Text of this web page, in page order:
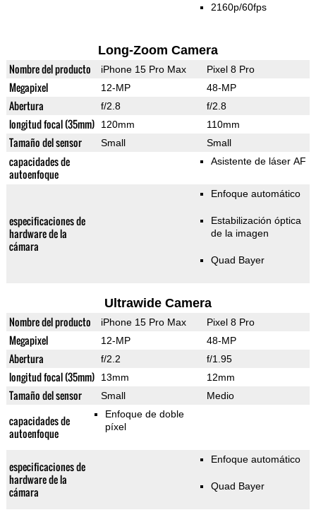
2160p/60fps
Long-Zoom Camera
Nombre del producto iPhone 15 Pro Max Pixel 8 Pro
Megapixel 12-MP 48-MP
Abertura f/2.8 f/2.8
longitud focal (35mm) 120mm 110mm
Tamaño del sensor Small Small
capacidades de
autoenfoque
Asistente de láser AF
especificaciones de
hardware de la
cámara
Enfoque automático
Estabilización óptica
de la imagen
Quad Bayer
Ultrawide Camera
Nombre del producto iPhone 15 Pro Max Pixel 8 Pro
Megapixel 12-MP 48-MP
Abertura f/2.2 f/1.95
longitud focal (35mm) 13mm 12mm
Tamaño del sensor Small Medio
capacidades de
autoenfoque
Enfoque de doble
píxel
especificaciones de
hardware de la
cámara
Enfoque automático
Quad Bayer